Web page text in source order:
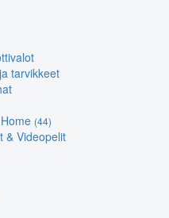
tarvikkeet
(44)
& Videopelit